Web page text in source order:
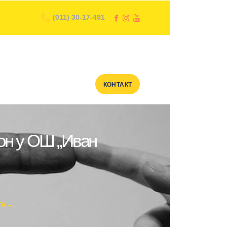
(011) 30-17-491
КОНТАКТ
у ОШ „Иван
–...